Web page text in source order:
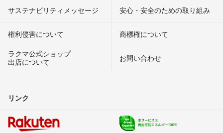
サステナビリティメッセージ 安心・安全のための取り組み
権利侵害について
商標権について
ラクマ公式ショップ
出店について
お問い合わせ
リンク